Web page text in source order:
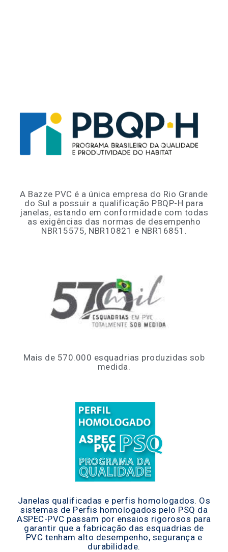
A Bazze PVC é a única empresa do Rio Grande
do Sul a possuir a qualificação PBQP-H para
janelas, estando em conformidade com todas
as exigências das normas de desempenho
NBR15575, NBR10821 e NBR16851.
Mais de 570.000 esquadrias produzidas sob
medida.
Janelas qualificadas e perfis homologados. Os
sistemas de Perfis homologados pelo PSQ da
ASPEC-PVC passam por ensaios rigorosos para
garantir que a fabricação das esquadrias de
PVC tenham alto desempenho, segurança e
durabilidade.